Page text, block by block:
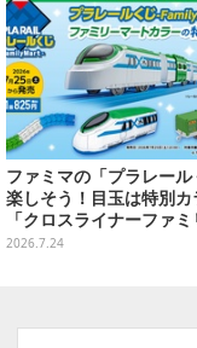
ファミマの「プラレー
楽しそう！目玉は特別カ
「クロスライナーファ
ト号」、その他ライナッ
2026.7.24